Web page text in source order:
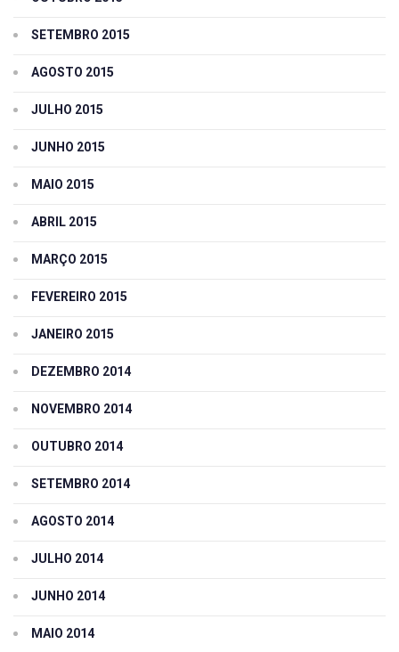
SETEMBRO 2015
AGOSTO 2015
JULHO 2015
JUNHO 2015
MAIO 2015
ABRIL 2015
MARÇO 2015
FEVEREIRO 2015
JANEIRO 2015
DEZEMBRO 2014
NOVEMBRO 2014
OUTUBRO 2014
SETEMBRO 2014
AGOSTO 2014
JULHO 2014
JUNHO 2014
MAIO 2014